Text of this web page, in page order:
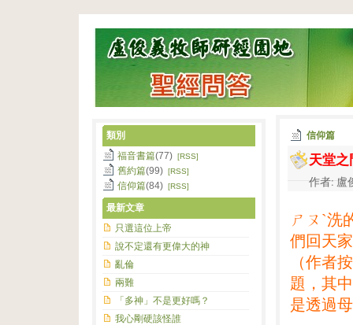
信仰篇
天堂之
作者: 盧
ㄕㄡˋ洗
們回天
（作者
題，其
是透過
類別
福音書篇(77) [RSS]
舊約篇(99) [RSS]
信仰篇(84) [RSS]
最新文章
只選這位上帝
說不定還有更偉大的神
亂倫
兩難
「多神」不是更好嗎？
我心剛硬該怪誰